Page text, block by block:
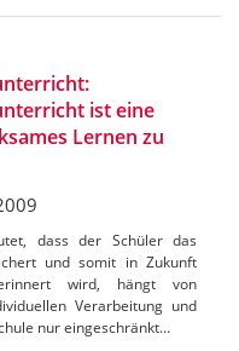
ist eine
Lernen zu
dass der Schüler das
und somit in Zukunft
wird, hängt von
Verarbeitung und
nur eingeschränkt…